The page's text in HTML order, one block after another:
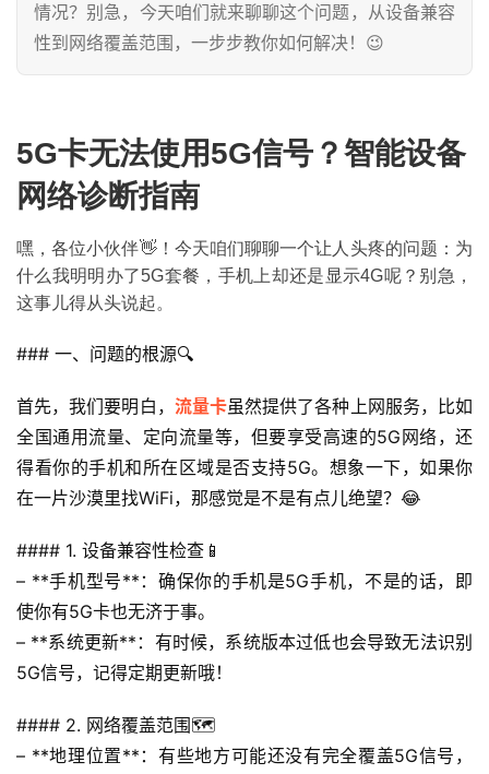
情况？别急，今天咱们就来聊聊这个问题，从设备兼容
性到网络覆盖范围，一步步教你如何解决！😉
5G卡无法使用5G信号？智能设备
网络诊断指南
嘿，各位小伙伴👋！今天咱们聊聊一个让人头疼的问题：为
什么我明明办了5G套餐，手机上却还是显示4G呢？别急，
这事儿得从头说起。
### 一、问题的根源🔍
首先，我们要明白， 流量卡虽然提供了各种上网服务，比如
全国通用流量、定向流量等，但要享受高速的5G网络，还
得看你的手机和所在区域是否支持5G。想象一下，如果你
在一片沙漠里找WiFi，那感觉是不是有点儿绝望？😂
#### 1. 设备兼容性检查📱
– **手机型号**：确保你的手机是5G手机，不是的话，即
使你有5G卡也无济于事。
– **系统更新**：有时候，系统版本过低也会导致无法识别
5G信号，记得定期更新哦！
#### 2. 网络覆盖范围🗺️
– **地理位置**：有些地方可能还没有完全覆盖5G信号，